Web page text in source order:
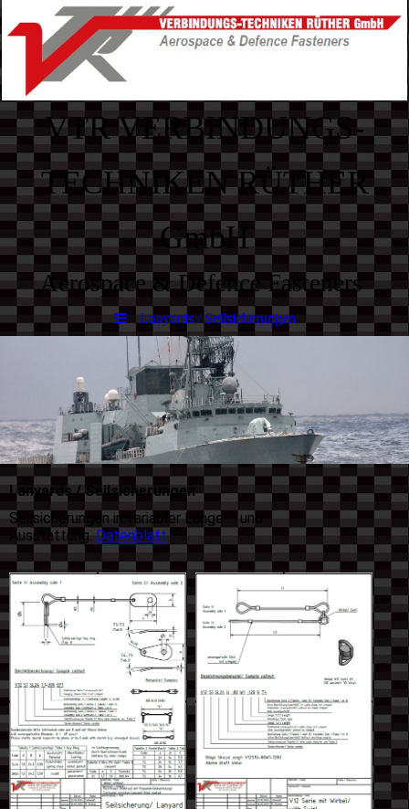
VTR VERBINDUNGS-
TECHNIKEN RÜTHER
GmbH
Aerospace & Defence Fasteners
Lanyards / Seilsicherungen
Lanyards / Seilsicherungen
Seilsicherungen in variabler Länge … und
Ausstattung.Datenblatt